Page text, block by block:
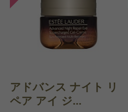
アドバンス ナイト リ
ペア アイ ジ...